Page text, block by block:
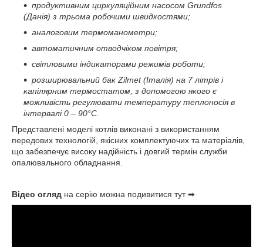
продуктивним циркуляційним насосом Grundfos
(Данія) з трьома робочими швидкостями;
аналоговим термоманометри;
автоматичним отводчіком повітря;
світловими індикаторами режимів роботи;
розширювальний бак Zilmet (Італія) на 7 літрів і
капілярним термостатом, з допомогою якого є
можливість регулювати температуру теплоносія в
інтервалі 0 – 90°С.
Представлені моделі котлів виконані з використанням
передових технологій, якісних комплектуючих та матеріалів,
що забезпечує високу надійність і довгий термін служби
опалювального обладнання.
Відео огляд на серію можна подивитися тут ➡